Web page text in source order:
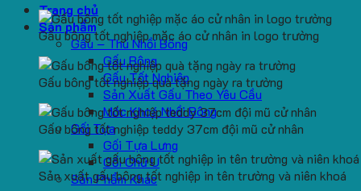
Trang chủ
Sản phẩm
Gấu – Thú Nhồi Bông
Gấu Bông
Gấu Tốt Nghiệp
Sản Xuất Gấu Theo Yêu Cầu
Móc Khoá Nhồi Bông
Gối Tựa
Gối Tựa Lưng
Gối Chữ U
Sản Phẩm Khác
Gấu bông tốt nghiệp mặc áo cử nhân in logo trường
Gấu bông tốt nghiệp quà tặng ngày ra trường
Gấu bông tốt nghiệp teddy 37cm đội mũ cử nhân
Sản xuất gấu bông tốt nghiệp in tên trường và niên khoá